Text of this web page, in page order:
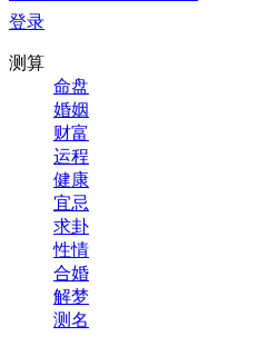
登录
测算
命盘
婚姻
财富
运程
健康
宜忌
求卦
性情
合婚
解梦
测名